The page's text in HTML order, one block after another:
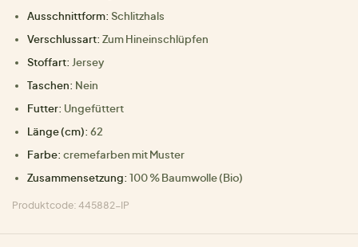
Ausschnittform: Schlitzhals
Verschlussart: Zum Hineinschlüpfen
Stoffart: Jersey
Taschen: Nein
Futter: Ungefüttert
Länge (cm): 62
Farbe: cremefarben mit Muster
Zusammensetzung: 100 % Baumwolle (Bio)
Produktcode: 445882-IP